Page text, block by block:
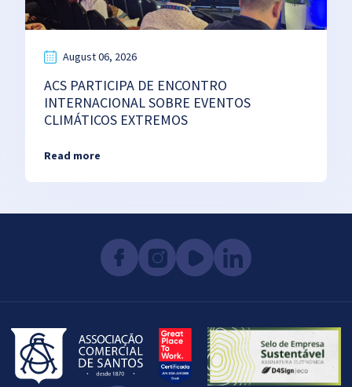
August 06, 2026
ACS PARTICIPA DE ENCONTRO
INTERNACIONAL SOBRE EVENTOS
CLIMÁTICOS EXTREMOS
Read more